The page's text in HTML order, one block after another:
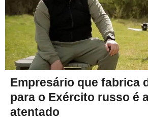
Empresário que fabrica
para o Exército russo é
atentado